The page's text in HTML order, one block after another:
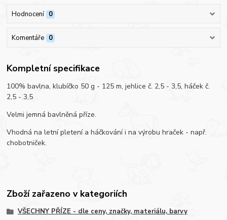
Hodnocení 0
Komentáře 0
Kompletní specifikace
100% bavlna, klubíčko 50 g - 125 m, jehlice č. 2,5 - 3,5, háček č.
2,5 - 3,5
Velmi jemná bavlněná příze.
Vhodná na letní pletení a háčkování i na výrobu hraček - např.
chobotniček.
Zboží zařazeno v kategoriích
VŠECHNY PŘÍZE - dle ceny, značky, materiálu, barvy